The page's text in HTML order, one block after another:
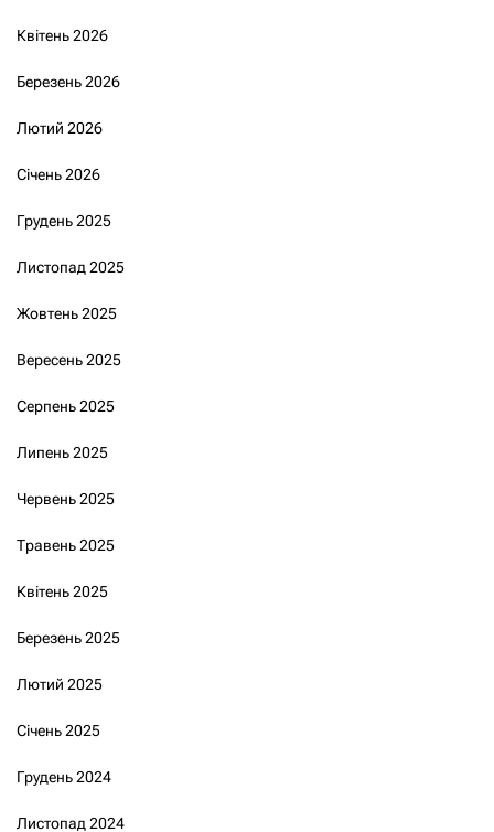
Квітень 2026
Березень 2026
Лютий 2026
Січень 2026
Грудень 2025
Листопад 2025
Жовтень 2025
Вересень 2025
Серпень 2025
Липень 2025
Червень 2025
Травень 2025
Квітень 2025
Березень 2025
Лютий 2025
Січень 2025
Грудень 2024
Листопад 2024